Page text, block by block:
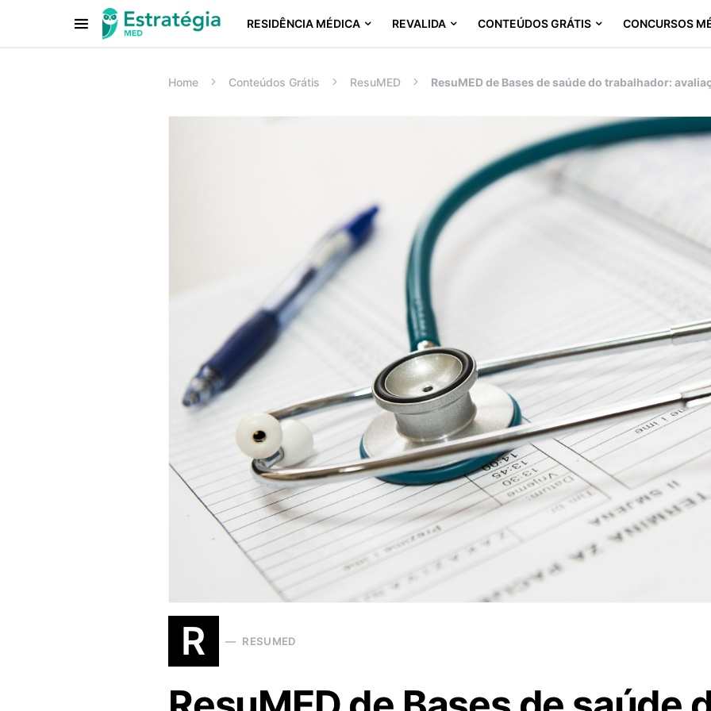
RESIDÊNCIA MÉDICA REVALIDA CONTEÚDOS GRÁTIS CONCURSOS
Procurar:
Home Conteúdos Grátis ResuMED ResuMED de Bases de saúde do trabalhador:
R RESUMED